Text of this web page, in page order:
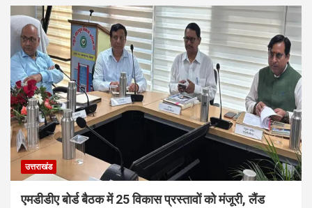
उत्तराखंड
एमडीडीए बोर्ड बैठक में 25 विकास प्रस्तावों को मंजूरी, लैंड